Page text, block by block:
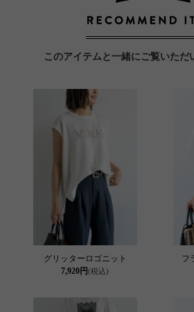
このアイテムと一緒にご覧いただ
グリッターロゴニット
7,920円(税込)
フ